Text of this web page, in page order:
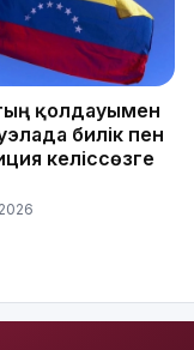
қолдауымен
билік пен
келіссөзге